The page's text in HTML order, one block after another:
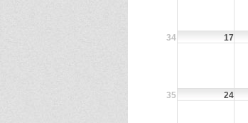
34 17
35 24